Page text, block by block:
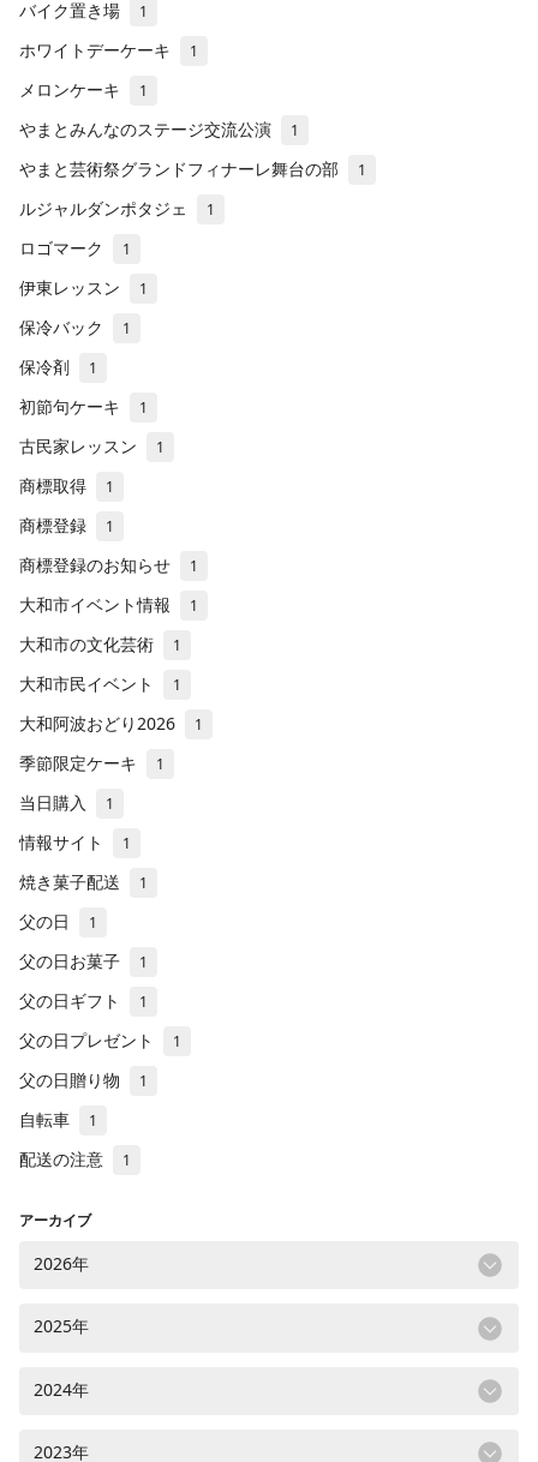
バイク置き場 1
ホワイトデーケーキ 1
メロンケーキ 1
やまとみんなのステージ交流公演 1
やまと芸術祭グランドフィナーレ舞台の部 1
ルジャルダンポタジェ 1
ロゴマーク 1
伊東レッスン 1
保冷バック 1
保冷剤 1
初節句ケーキ 1
古民家レッスン 1
商標取得 1
商標登録 1
商標登録のお知らせ 1
大和市イベント情報 1
大和市の文化芸術 1
大和市民イベント 1
大和阿波おどり2026 1
季節限定ケーキ 1
当日購入 1
情報サイト 1
焼き菓子配送 1
父の日 1
父の日お菓子 1
父の日ギフト 1
父の日プレゼント 1
父の日贈り物 1
自転車 1
配送の注意 1
アーカイブ
2026年
2025年
2024年
2023年